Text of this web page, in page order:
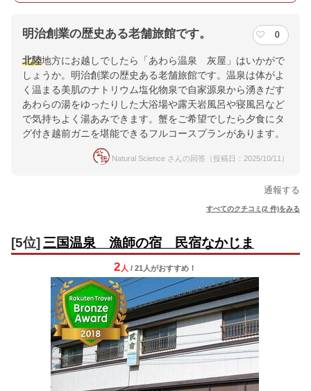
明治創業の歴史ある老舗旅館です。 0
北陸地方にお越しでしたら「あわら温泉 灰屋」はいかがで
しょうか。明治創業の歴史ある老舗旅館です。温泉は体がよ
く温まる美肌のナトリウム塩化物泉で自家源泉から湧きだす
あわらの湯をゆったりした大浴場や露天岩風呂や寝風呂など
で気持ちよく湯あみできます。蟹をご希望でしたら夕食にタ
グ付き越前ガニを堪能できるフルコースプランがあります。
Natural Science さんの回答（投稿日：2025/10/11）
通報する
すべてのクチコミ(2 件)をみる
[5位] 三国温泉 漁師の宿 民宿なかじま
2 人 / 21人がおすすめ！